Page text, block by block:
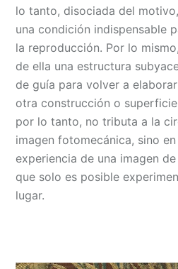
lo tanto, disociada del
una condición indispensable
la reproducción. Por lo
de ella una estructura
de guía para volver a
otra construcción o
por lo tanto, no tributa a la
imagen fotomecánica, sino
experiencia de una imagen
que solo es posible
lugar.